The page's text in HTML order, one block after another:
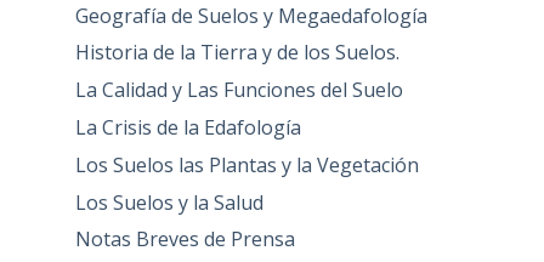
Geografía de Suelos y Megaedafología
Historia de la Tierra y de los Suelos.
La Calidad y Las Funciones del Suelo
La Crisis de la Edafología
Los Suelos las Plantas y la Vegetación
Los Suelos y la Salud
Notas Breves de Prensa